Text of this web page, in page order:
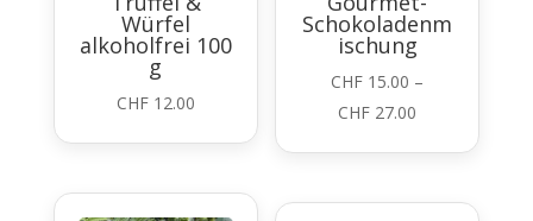
Würfel
alkoholfrei 100
g
CHF12.00
Schokoladenm
ischung
CHF 15.00 –
CHF 27.00
CHF 15.00
CHF 27.00